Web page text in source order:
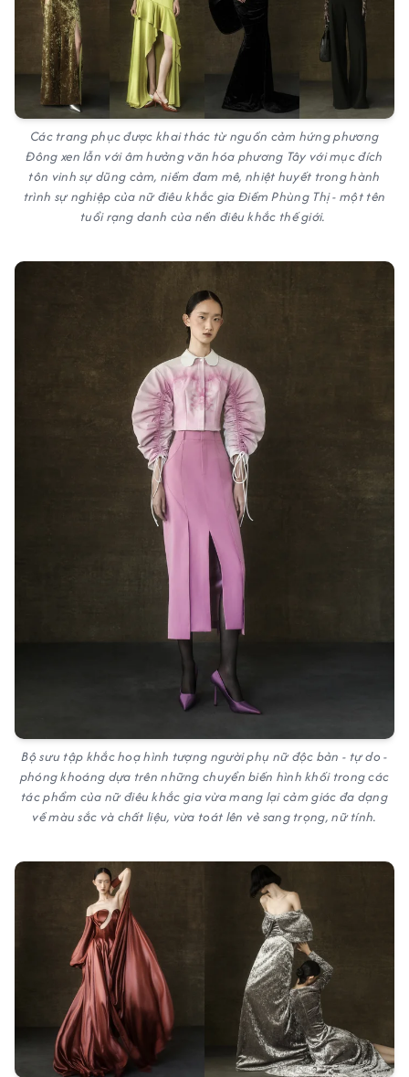
Các trang phục được khai thác từ nguồn cảm hứng phương
Đông xen lẫn với âm hưởng văn hóa phương Tây với mục đích
tôn vinh sự dũng cảm, niềm đam mê, nhiệt huyết trong hành
trình sự nghiệp của nữ điêu khắc gia Điềm Phùng Thị - một tên
tuổi rạng danh của nền điêu khắc thế giới.
Bộ sưu tập khắc hoạ hình tượng người phụ nữ độc bản - tự do -
phóng khoáng dựa trên những chuyển biến hình khối trong các
tác phẩm của nữ điêu khắc gia vừa mang lại cảm giác đa dạng
về màu sắc và chất liệu, vừa toát lên vẻ sang trọng, nữ tính.